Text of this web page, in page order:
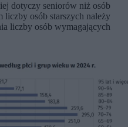
dotyczy seniorów niż osób
liczby osób starszych należy
liczby osób wymagających